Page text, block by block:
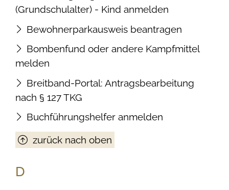
(Grundschulalter) - Kind anmelden
Bewohnerparkausweis beantragen
Bombenfund oder andere Kampfmittel
melden
Breitband-Portal: Antragsbearbeitung
nach § 127 TKG
Buchführungshelfer anmelden
zurück nach oben
D